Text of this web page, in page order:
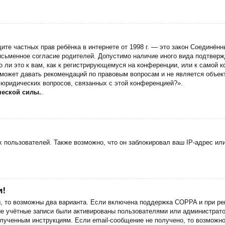
частных прав ребёнка в интернете от 1998 г. — это закон
согласие родителей. Допустимо наличие иного вида
это к вам, как к регистрирующемуся на конференции, или к самой
давать рекомендаций по правовым вопросам и не является
вопросов, связанных с этой конференцией?».
силы.
Также возможно, что он заблокировал ваш IP-адрес
возможны два варианта. Если включена поддержка COPPA и при
учётные записи были активированы пользователями или
инструкциям. Если email-сообщение не получено, то